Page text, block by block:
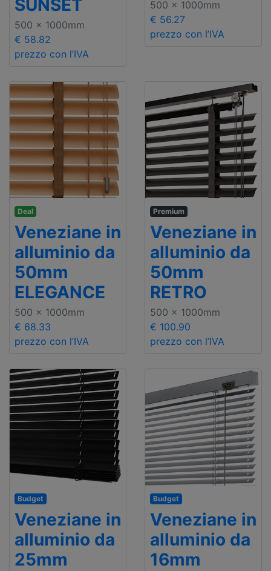
SUNSET
500 x 1000mm
€ 58.82
prezzo con l’IVA
500 x 1000mm
€ 56.27
prezzo con l’IVA
Deal
Veneziane in
alluminio da
50mm
ELEGANCE
500 x 1000mm
€ 68.33
prezzo con l’IVA
Premium
Veneziane in
alluminio da
50mm
RETRO
500 x 1000mm
€ 100.90
prezzo con l’IVA
Budget
Veneziane in
alluminio da
25mm
Budget
Veneziane in
alluminio da
16mm